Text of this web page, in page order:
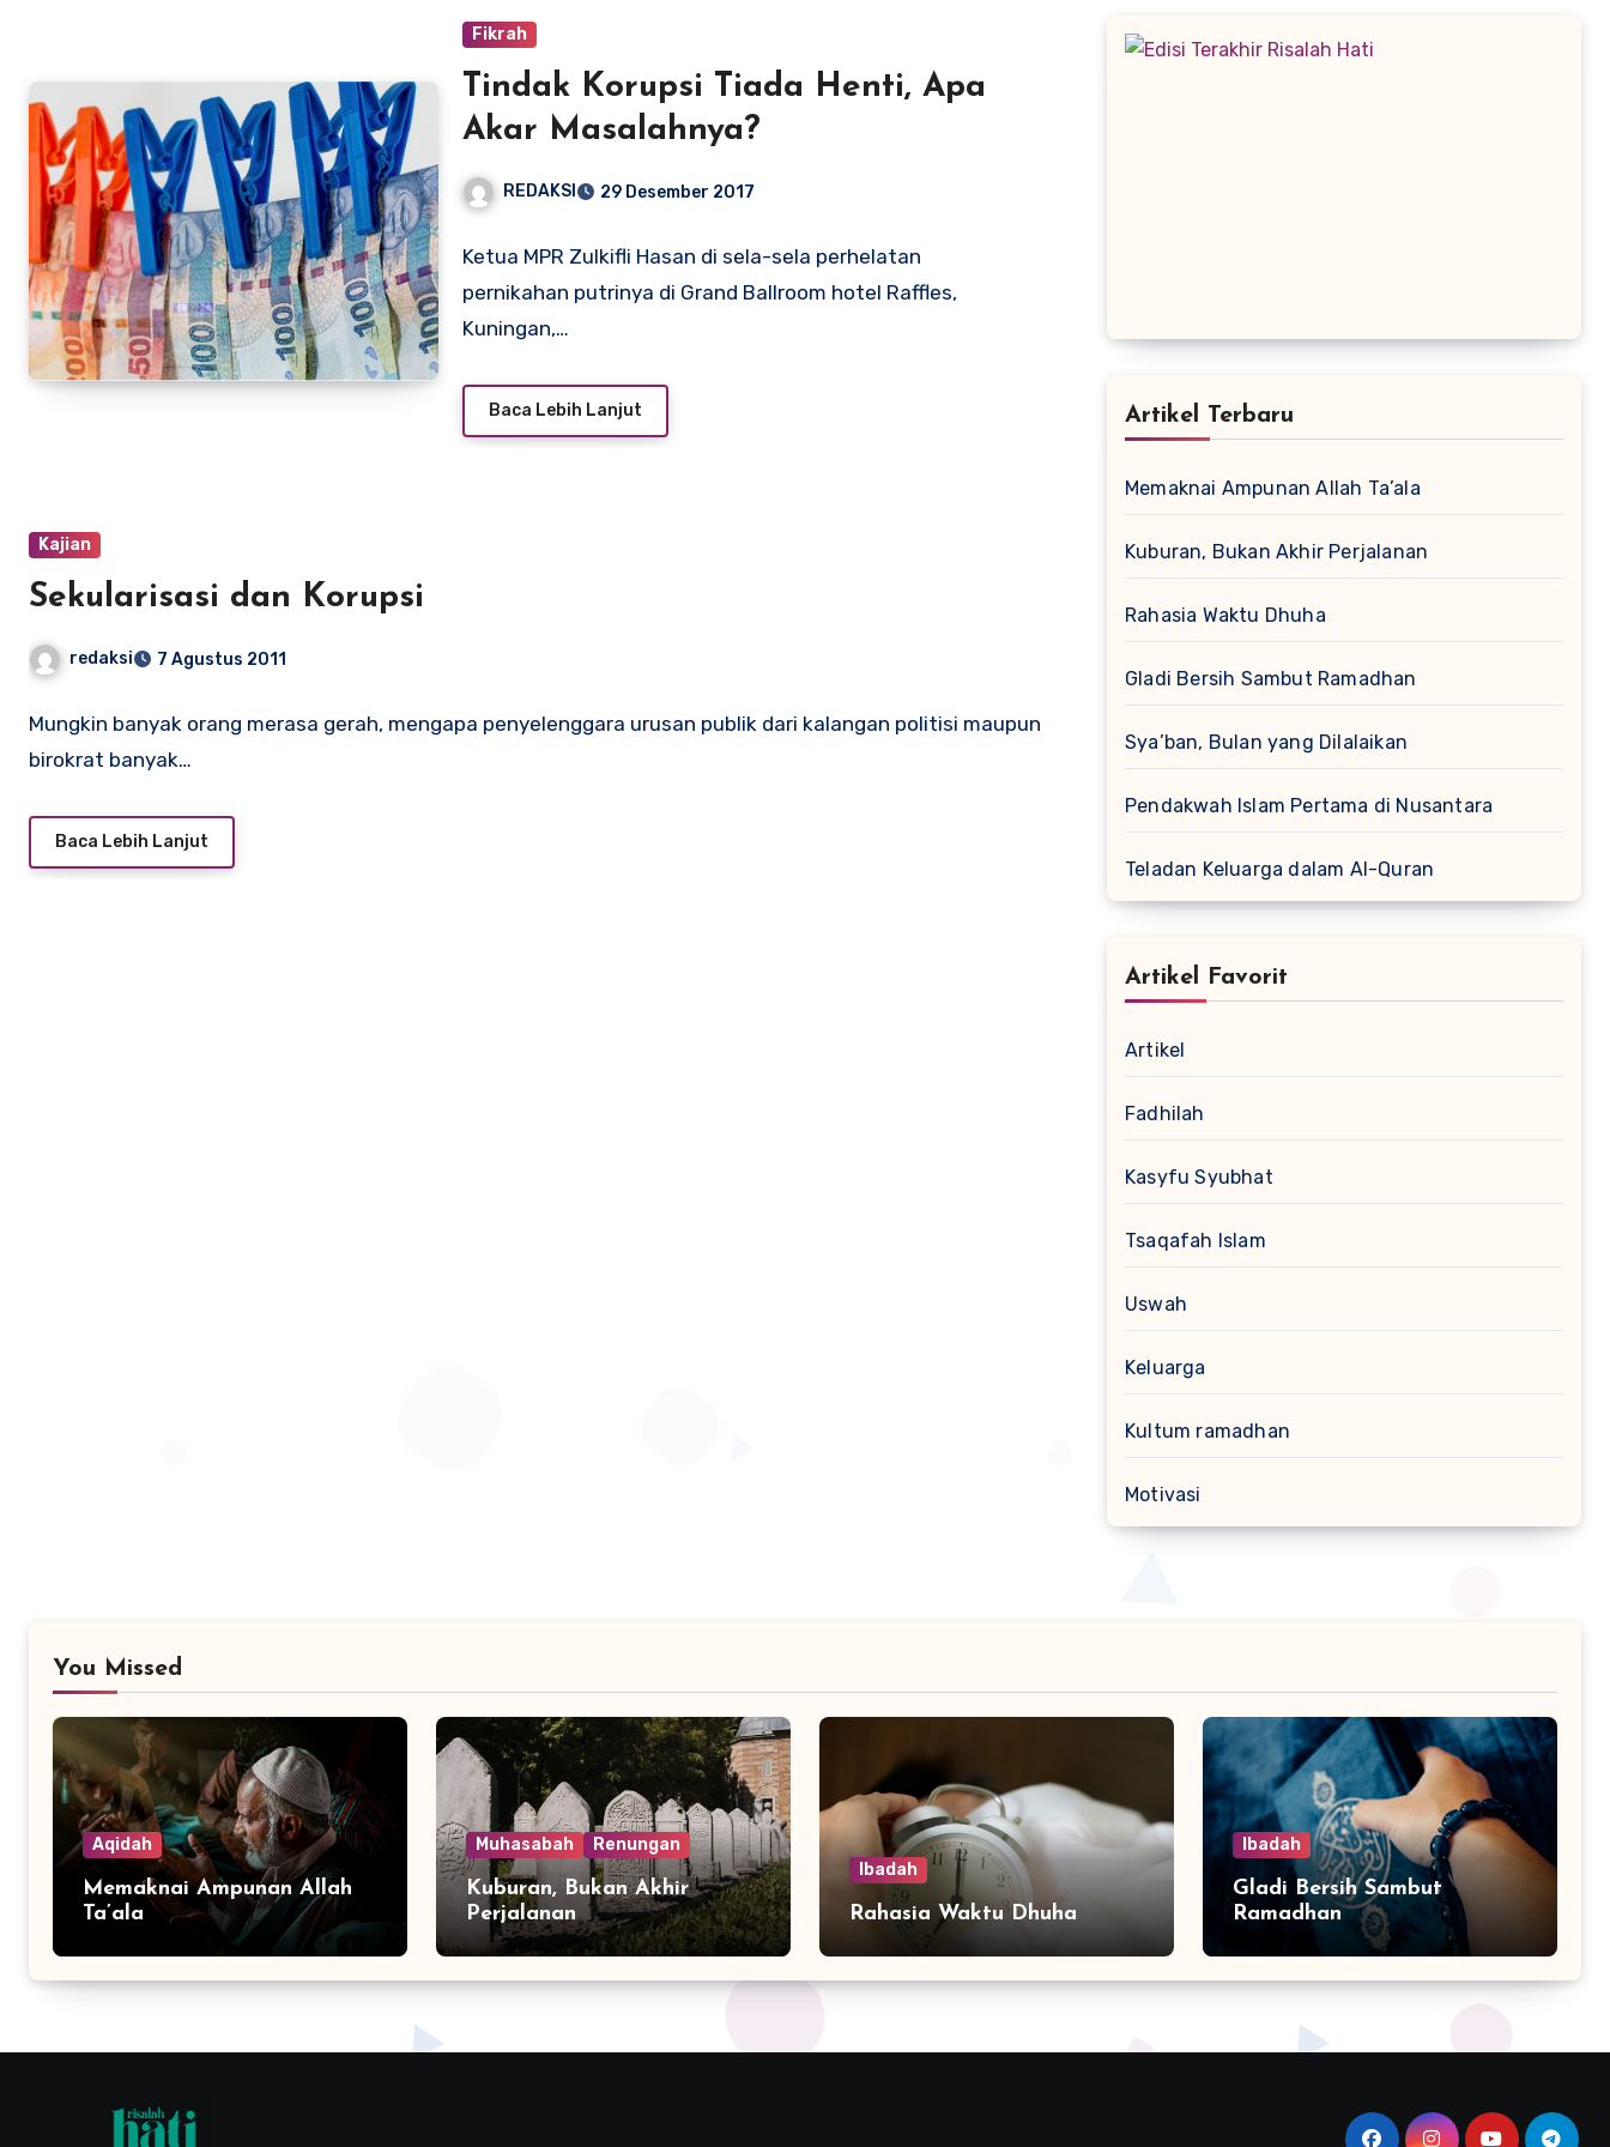
Fikrah
Tindak Korupsi Tiada Henti, Apa
Akar Masalahnya?
REDAKSI 29 Desember 2017
Ketua MPR Zulkifli Hasan di sela-sela perhelatan
pernikahan putrinya di Grand Ballroom hotel Raffles,
Kuningan,…
Baca Lebih Lanjut
Kajian
Sekularisasi dan Korupsi
redaksi 7 Agustus 2011
Mungkin banyak orang merasa gerah, mengapa penyelenggara urusan publik dari kalangan politisi maupun
birokrat banyak…
Baca Lebih Lanjut
Artikel Terbaru
Memaknai Ampunan Allah Ta’ala
Kuburan, Bukan Akhir Perjalanan
Rahasia Waktu Dhuha
Gladi Bersih Sambut Ramadhan
Sya’ban, Bulan yang Dilalaikan
Pendakwah Islam Pertama di Nusantara
Teladan Keluarga dalam Al-Quran
Artikel Favorit
Artikel
Fadhilah
Kasyfu Syubhat
Tsaqafah Islam
Uswah
Keluarga
Kultum ramadhan
Motivasi
You Missed
Aqidah
Memaknai Ampunan Allah
Ta’ala
Muhasabah Renungan
Kuburan, Bukan Akhir
Perjalanan
Ibadah
Rahasia Waktu Dhuha
Ibadah
Gladi Bersih Sambut
Ramadhan